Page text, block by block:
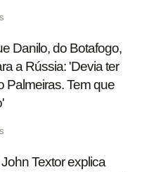
Danilo, do Botafogo,
a Rússia: 'Devia ter
Palmeiras. Tem que
Textor explica